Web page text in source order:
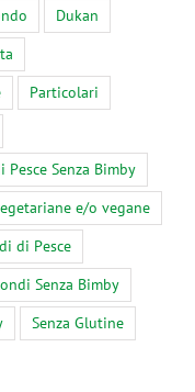
Dukan
Particolari
Senza Bimby
e/o vegane
di Pesce
Senza Bimby
Senza Glutine